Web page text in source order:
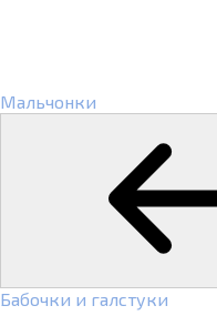
Мальчонки
Бабочки и галстуки